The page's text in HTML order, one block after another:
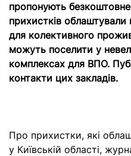
пропонують
прихистків облаштували
для колективного
можуть поселити у
комплексах для ВПО.
контакти цих закладів.
Про прихистки, які
у Київській області,